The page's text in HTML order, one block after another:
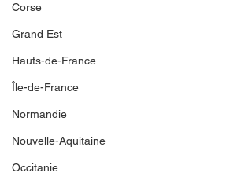
Corse
Grand Est
Hauts-de-France
Île-de-France
Normandie
Nouvelle-Aquitaine
Occitanie